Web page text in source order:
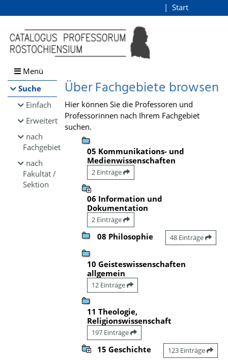
Browsen
direkt zum Inhalt
Start
Menü
Suche
Einfach
Erweitert
nach
Fachgebiet
nach
Fakultät /
Sektion
Über Fachgebiete browsen
Hier können Sie die Professoren und
Professorinnen nach Ihrem Fachgebiet
suchen.
05 Kommunikations- und
Medienwissenschaften
2 Einträge
06 Information und
Dokumentation
2 Einträge
08 Philosophie 48 Einträge
10 Geisteswissenschaften
allgemein
12 Einträge
11 Theologie,
Religionswissenschaft
197 Einträge
15 Geschichte 123 Einträge